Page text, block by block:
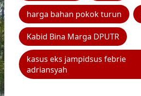
harga bahan pokok turun
Kabid Bina Marga DPUTR
kasus eks jampidsus febrie
adriansyah